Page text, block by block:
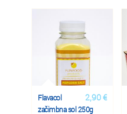
2,90 €
Flavacol
začimbna sol 250g